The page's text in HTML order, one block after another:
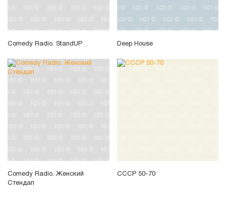
Comedy Radio. StandUP Deep House
Comedy Radio. Женский
Стендап
СССР 50-70